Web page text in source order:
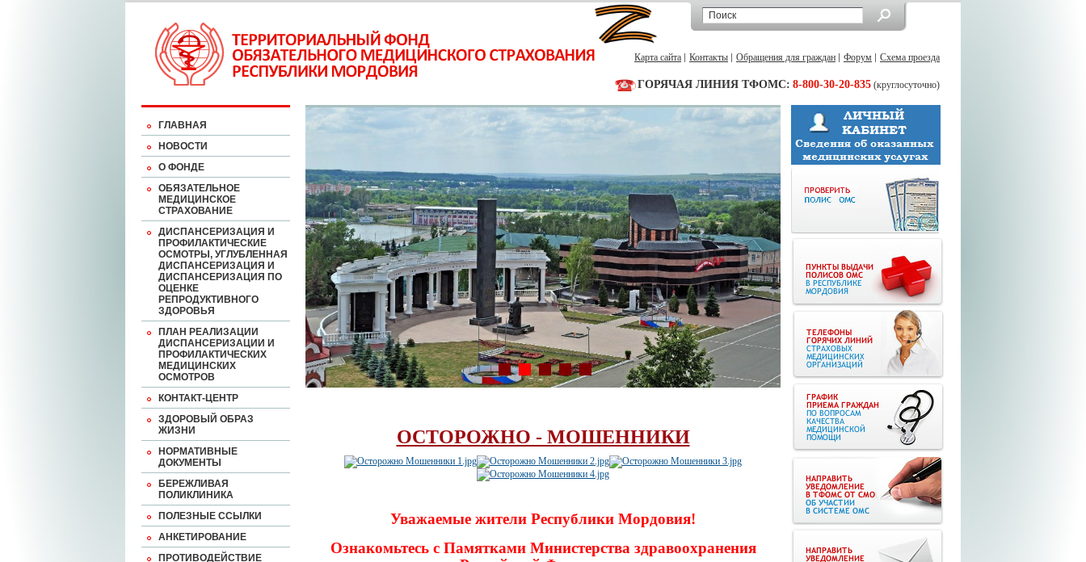
Карта сайта Контакты Обращения для граждан Форум Схема проезда
ГОРЯЧАЯ ЛИНИЯ ТФОМС: 8-800-30-20-835 (круглосуточно)
ГЛАВНАЯ
НОВОСТИ
О ФОНДЕ
ОБЯЗАТЕЛЬНОЕ
МЕДИЦИНСКОЕ
СТРАХОВАНИЕ
ДИСПАНСЕРИЗАЦИЯ И
ПРОФИЛАКТИЧЕСКИЕ
ОСМОТРЫ, УГЛУБЛЕННАЯ
ДИСПАНСЕРИЗАЦИЯ И
ДИСПАНСЕРИЗАЦИЯ ПО
ОЦЕНКЕ
РЕПРОДУКТИВНОГО
ЗДОРОВЬЯ
ПЛАН РЕАЛИЗАЦИИ
ДИСПАНСЕРИЗАЦИИ И
ПРОФИЛАКТИЧЕСКИХ
МЕДИЦИНСКИХ
ОСМОТРОВ
КОНТАКТ-ЦЕНТР
ЗДОРОВЫЙ ОБРАЗ
ЖИЗНИ
НОРМАТИВНЫЕ
ДОКУМЕНТЫ
БЕРЕЖЛИВАЯ
ПОЛИКЛИНИКА
ПОЛЕЗНЫЕ ССЫЛКИ
АНКЕТИРОВАНИЕ
ПРОТИВОДЕЙСТВИЕ
ОСТОРОЖНО - МОШЕННИКИ
Уважаемые жители Республики Мордовия!
Ознакомьтесь с Памятками Министерства здравоохранения